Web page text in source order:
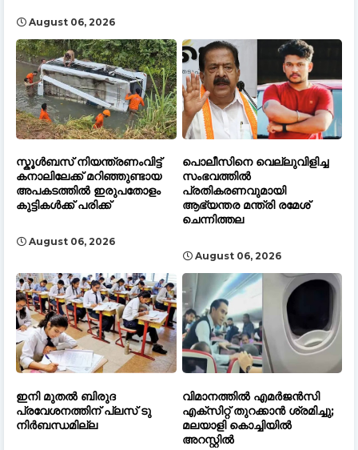
August 06, 2026
സ്കൂൾബസ് നിയന്ത്രണംവിട്ട്
കനാലിലേക്ക് മറിഞ്ഞുണ്ടായ
അപകടത്തിൽ ഇരുപതോളം
കുട്ടികൾക്ക് പരിക്ക്
August 06, 2026
പൊലീസിനെ വെല്ലുവിളിച്ച
സംഭവത്തിൽ
പ്രതികരണവുമായി
ആഭ്യന്തര മന്ത്രി രമേശ്
ചെന്നിത്തല
August 06, 2026
ഇനി മുതല്‍ ബിരുദ
പ്രവേശനത്തിന് പ്ലസ് ടു
നിര്‍ബന്ധമില്ല
വിമാനത്തിൽ എമർജൻസി
എക്സിറ്റ് തുറക്കാൻ ശ്രമിച്ചു;
മലയാളി കൊച്ചിയിൽ
അറസ്റ്റിൽ